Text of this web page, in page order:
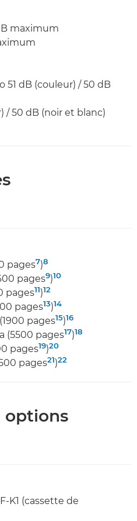
maximum
dB (couleur) / 50 dB
/ 50 dB (noir et blanc)
pages7)8
pages9)10
pages11)12
pages13)14
pages15)16
(5500 pages17)18
pages19)20
pages21)22
options
K1 (cassette de